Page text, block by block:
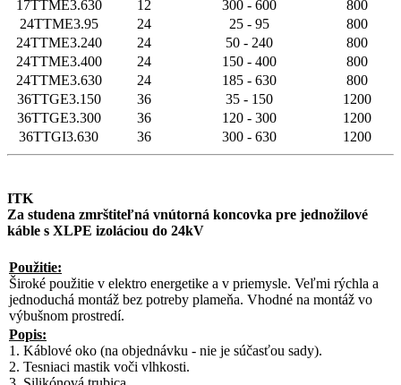
17TTME3.630
12 300 - 600
800
24TTME3.95
24 25 - 95
800
24TTME3.240
24 50 - 240
800
24TTME3.400
24 150 - 400
800
24TTME3.630
24 185 - 630
800
36TTGE3.150
36 35 - 150
1200
36TTGE3.300
36 120 - 300
1200
36TTGI3.630
36 300 - 630 1200
ITK
Za studena zmrštiteľná vnútorná koncovka pre jednožilové
káble s XLPE izoláciou do 24kV
Použitie:
Široké použitie v elektro energetike a v priemysle. Veľmi rýchla a
jednoduchá montáž bez potreby plameňa. Vhodné na montáž vo
výbušnom prostredí.
Popis:
1. Káblové oko (na objednávku - nie je súčasťou sady).
2. Tesniaci mastik voči vlhkosti.